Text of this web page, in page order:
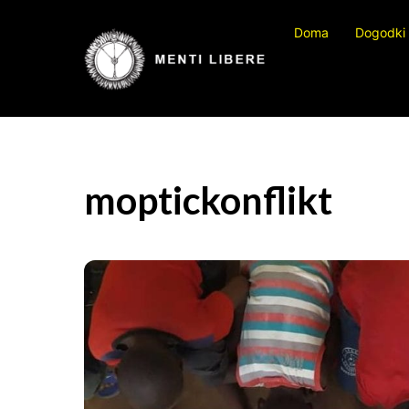
Doma Dogodki
moptickonflikt